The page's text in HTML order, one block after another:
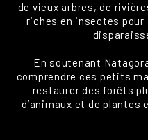
de vieux arbres, de
riches en insectes pour
En soutenant
comprendre ces petits
restaurer des forêts
d’animaux et de